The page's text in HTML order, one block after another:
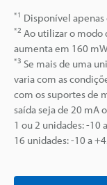
*1 Disponível
*2 Ao utilizar o modo
aumenta em 160
*3 Se mais de uma
varia com as
com os suportes de
saída seja de 20 mA
1 ou 2 unidades: -10
16 unidades: -10 a